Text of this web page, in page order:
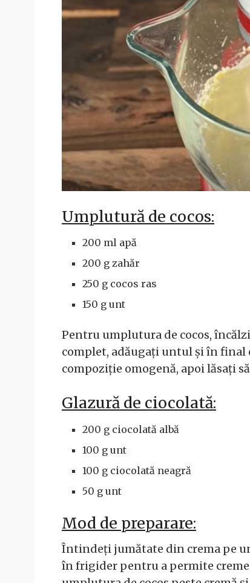
Umplutură de cocos:
200 ml apă
200 g zahăr
250 g cocos ras
150 g unt
Pentru umplutura de cocos,
complet, adăugați untul și în final
compoziție omogenă, apoi lăsați să
Glazură de ciocolată:
200 g ciocolată albă
100 g unt
100 g ciocolată neagră
50 g unt
Mod de preparare:
Întindeți jumătate din crema pe
în frigider pentru a permite